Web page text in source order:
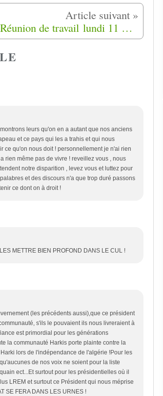
Réunion de travail lundi 11 mars 2019 à partir de 13 h sur le site du pré de bâti à Valbonne Sophia Antipolis (06)
leurs qu'on en a autant que nos anciens
et ce pays qui les a trahis et qui nous
ce qu'on nous doit ! personnellement je n'ai rien
rien même pas de vivre ! reveillez vous , nous
notre disparition , levez vous et luttez pour
et des discours n'a que trop duré passons
ce dont on à droit !
METTRE BIEN PROFOND DANS LE CUL !
(les précédents aussi),que ce président
s'ils le pouvaient ils nous livreraient à
est primordial pour les générations
la communauté Harkis porte plainte contre la
lors de l'indépendance de l'algérie !Pour les
de nos voix ne soient pour la liste
ect...Et surtout pour les présidentielles où il
LREM et surtout ce Président qui nous méprise
SE FERA DANS LES URNES !